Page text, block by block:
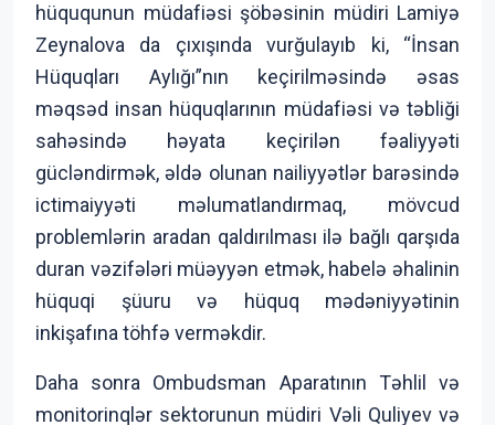
hüququnun müdafiəsi şöbəsinin müdiri Lamiyə
Zeynalova da çıxışında vurğulayıb ki, “İnsan
Hüquqları Aylığı”nın keçirilməsində əsas
məqsəd insan hüquqlarının müdafiəsi və təbliği
sahəsində həyata keçirilən fəaliyyəti
gücləndirmək, əldə olunan nailiyyətlər barəsində
ictimaiyyəti məlumatlandırmaq, mövcud
problemlərin aradan qaldırılması ilə bağlı qarşıda
duran vəzifələri müəyyən etmək, habelə əhalinin
hüquqi şüuru və hüquq mədəniyyətinin
inkişafına töhfə verməkdir.
Daha sonra Ombudsman Aparatının Təhlil və
monitorinqlər sektorunun müdiri Vəli Quliyev və